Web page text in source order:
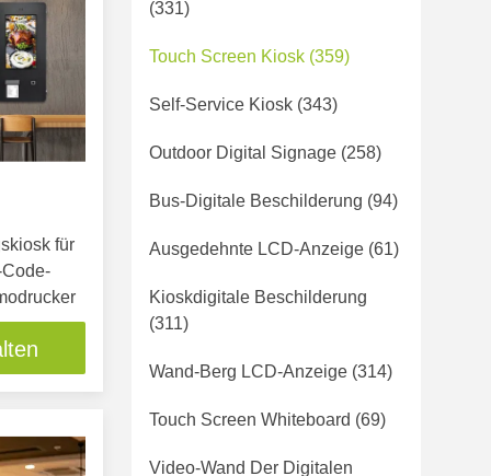
für
(331)
Touch Screen Kiosk (359)
Self-Service Kiosk (343)
Outdoor Digital Signage (258)
Bus-Digitale Beschilderung (94)
Ausgedehnte LCD-Anzeige (61)
Kioskdigitale Beschilderung
(311)
Wand-Berg LCD-Anzeige (314)
Touch Screen Whiteboard (69)
Video-Wand Der Digitalen